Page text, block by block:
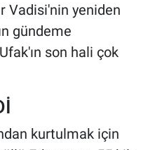
Vadisi'nin yeniden
gündeme
son hali çok
kurtulmak için